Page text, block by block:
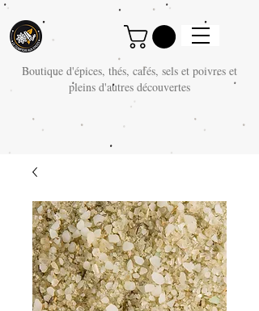
Boutique d'épices, thés, cafés, sels et poivres et
pleins d'autres découvertes